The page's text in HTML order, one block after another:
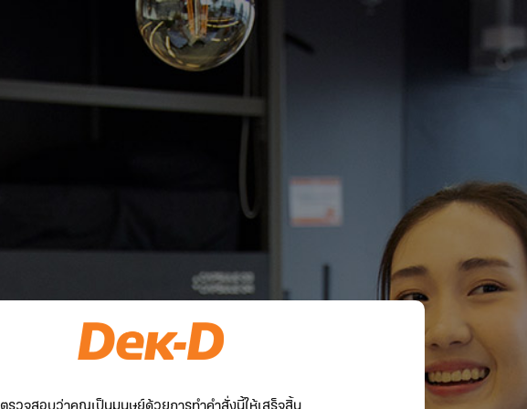
ตรวจสอบว่าคุณเป็นมนุษย์ด้วยการทำคำสั่งนี้ให้เสร็จสิ้น